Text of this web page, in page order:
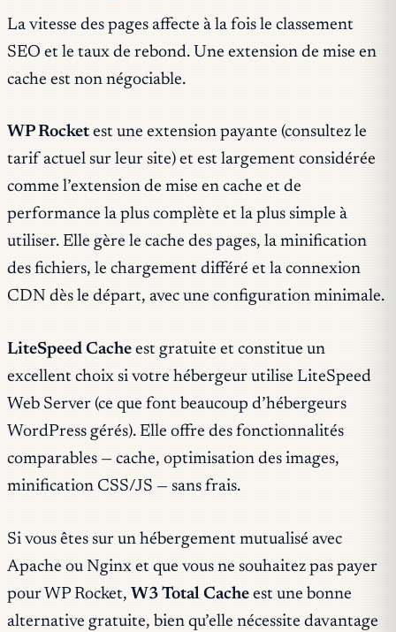
La vitesse des pages affecte à la fois le classement
SEO et le taux de rebond. Une extension de mise en
cache est non négociable.
WP Rocketest une extension payante (consultez le
tarif actuel sur leur site) et est largement considérée
comme l’extension de mise en cache et de
performance la plus complète et la plus simple à
utiliser. Elle gère le cache des pages, la minification
des fichiers, le chargement différé et la connexion
CDN dès le départ, avec une configuration minimale.
LiteSpeed Cache est gratuite et constitue un
excellent choix si votre hébergeur utilise LiteSpeed
Web Server (ce que font beaucoup d’hébergeurs
WordPress gérés). Elle offre des fonctionnalités
comparables — cache, optimisation des images,
minification CSS/JS — sans frais.
Si vous êtes sur un hébergement mutualisé avec
Apache ou Nginx et que vous ne souhaitez pas payer
pour WP Rocket, W3 Total Cache est une bonne
alternative gratuite, bien qu’elle nécessite davantage